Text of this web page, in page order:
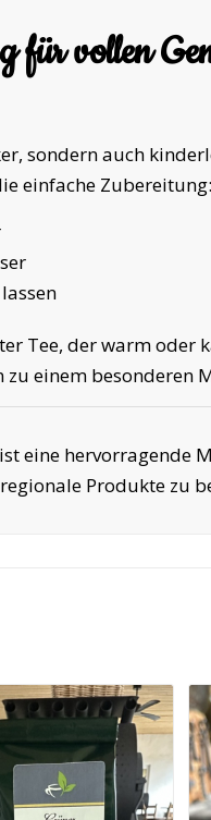
für vollen
sondern auch
einfache Zubereitung:
Tee, der warm oder
einem besonderen
ist eine hervorragende
Produkte zu